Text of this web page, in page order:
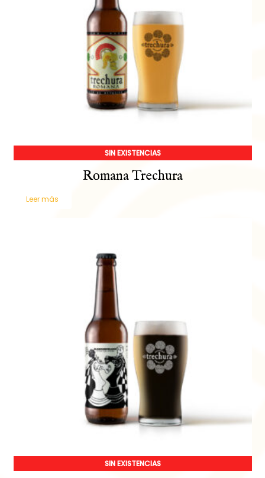
SIN EXISTENCIAS
Romana Trechura
Leer más
SIN EXISTENCIAS